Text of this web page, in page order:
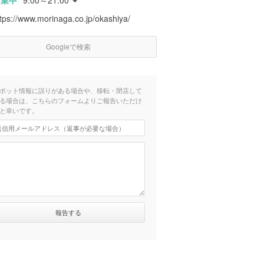
www.morinaga.co.jp/okashiya/
Googleで検索
ット情報に誤りがある場合や、移転・閉店して
場合は、こちらのフォームよりご報告いただけ
幸いです。